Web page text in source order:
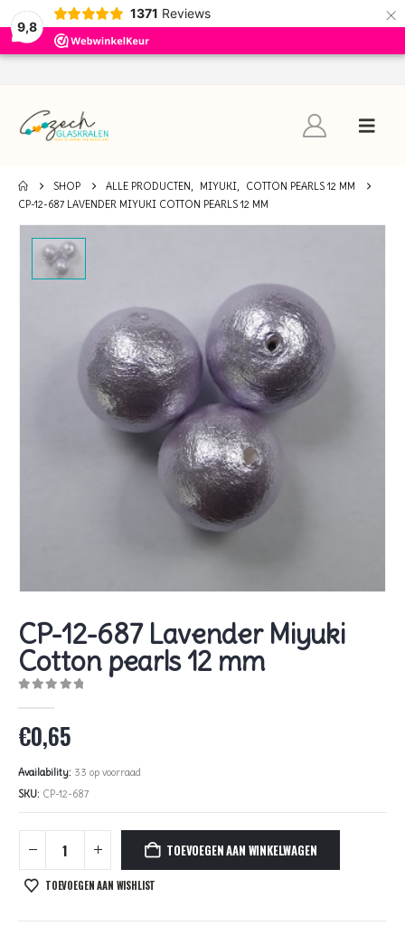
9,8
1371 Reviews ×
SHOP ALLE PRODUCTEN, MIYUKI,
COTTON PEARLS 12 MM
CP-12-687 LAVENDER MIYUKI COTTON PEARLS 12 MM
CP-12-687 Lavender Miyuki
Cotton pearls 12 mm
€0,65
Availability: 33 op voorraad
SKU: CP-12-687
TOEVOEGEN AAN WINKELWAGEN
TOEVOEGEN AAN WISHLIST